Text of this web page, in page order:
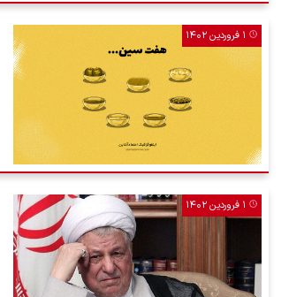
۱ فروردین ۱۴۰۲
۱ فروردین ۱۴۰۲